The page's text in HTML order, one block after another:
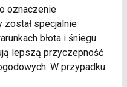
oznaczenie
został specjalnie
błota i śniegu.
lepszą przyczepność
W przypadku